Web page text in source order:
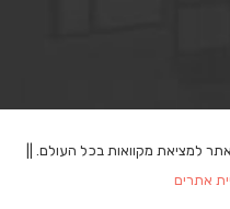
אתר למציאת מקוואות בכל העולם. ||
אתרים